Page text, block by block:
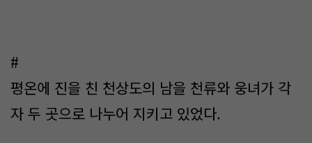
#
평온에 진을 친 천상도의 남을 천류와 웅녀가 각
자 두 곳으로 나누어 지키고 있었다.